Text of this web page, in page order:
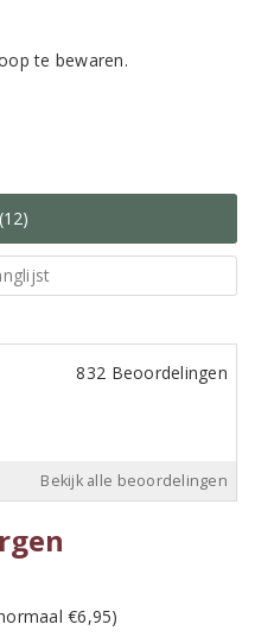
te bewaren.
832 Beoordelingen
Bekijk alle beoordelingen
€6,95)